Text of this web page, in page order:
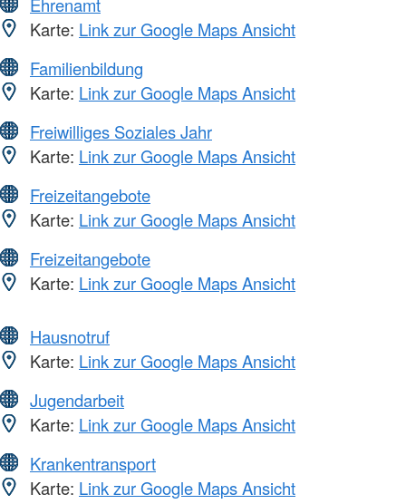
Karte: Link zur Google Maps Ansicht
Familienbildung
Karte: Link zur Google Maps Ansicht
Freiwilliges Soziales Jahr
Karte: Link zur Google Maps Ansicht
Freizeitangebote
Karte: Link zur Google Maps Ansicht
Freizeitangebote
Karte: Link zur Google Maps Ansicht
Hausnotruf
Karte: Link zur Google Maps Ansicht
Jugendarbeit
Karte: Link zur Google Maps Ansicht
Krankentransport
Karte: Link zur Google Maps Ansicht